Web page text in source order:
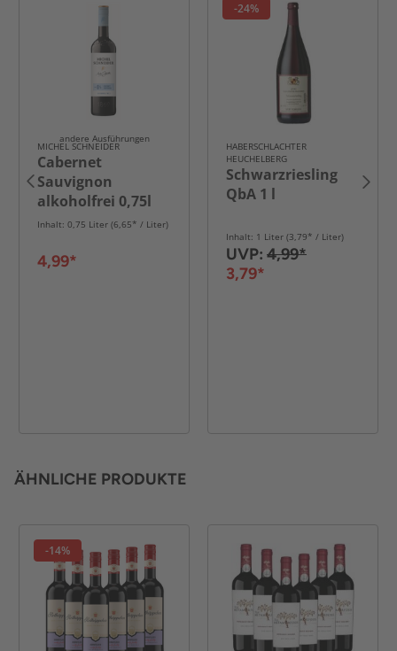
andere Ausführungen
MICHEL SCHNEIDER
Cabernet
Sauvignon
alkoholfrei 0,75l
Inhalt: 0,75 Liter (6,65* / Liter)
4,99*
-24%
HABERSCHLACHTER
HEUCHELBERG
Schwarzriesling
QbA 1 l
Inhalt: 1 Liter (3,79* / Liter)
UVP: 4,99*
3,79*
ÄHNLICHE PRODUKTE
-14%